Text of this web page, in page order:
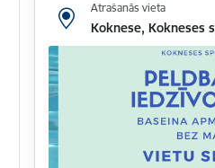
Atrašanās vieta
Koknese, Kokneses